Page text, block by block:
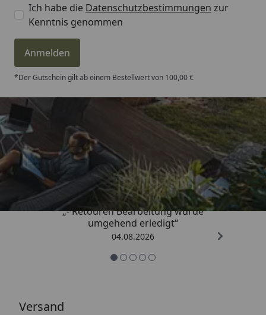
Ich habe die Datenschutzbestimmungen zur
Kenntnis genommen
Anmelden
*Der Gutschein gilt ab einem Bestellwert von 100,00 €
Trusted Shops
4,81/ 5
„- Retouren Bearbeitung wurde
umgehend erledigt“
04.08.2026
Versand